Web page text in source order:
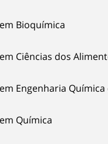
Bioquímica
Ciências dos
Engenharia Química
Química